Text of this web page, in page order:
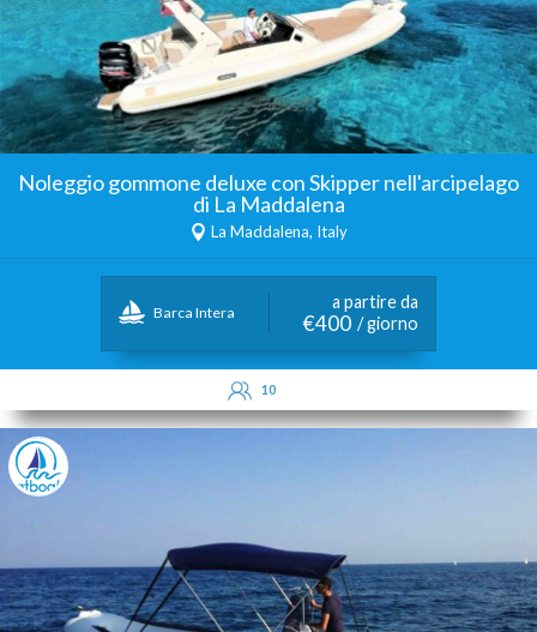
Noleggio gommone deluxe con Skipper nell'arcipelago
di La Maddalena
La Maddalena, Italy
Barca Intera
a partire da
€400 / giorno
10